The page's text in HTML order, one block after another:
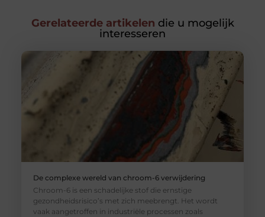
Gerelateerde artikelen die u mogelijk
interesseren
De complexe wereld van chroom-6 verwijdering
Chroom-6 is een schadelijke stof die ernstige
gezondheidsrisico’s met zich meebrengt. Het wordt
vaak aangetroffen in industriële processen zoals